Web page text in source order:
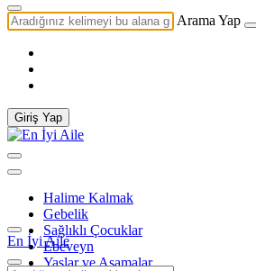
Arama Yap
Giriş Yap
Halime Kalmak
Gebelik
Sağlıklı Çocuklar
Ebeveyn
Yaşlar ve Aşamalar
En İyi Aile